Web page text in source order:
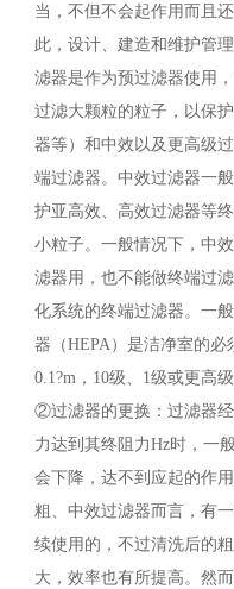
当，不但不会起作用而且
此，设计、建造和维护管
滤器是作为预过滤器使用
过滤大颗粒的粒子，以保
器等）和中效以及更高级
端过滤器。中效过滤器一
护亚高效、高效过滤器等
小粒子。一般情况下，中
滤器用，也不能做终端过
化系统的终端过滤器。一
器（HEPA）是洁净室的
0.1?m，10级、1级或更高
②过滤器的更换：过滤器
力达到其终阻力Hz时，一
会下降，达不到应起的作
粗、中效过滤器而言，有
续使用的，不过清洗后的
大，效率也有所提高。然